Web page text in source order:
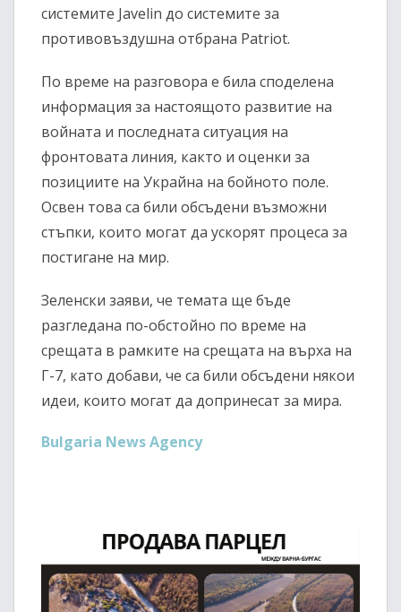
системите Javelin до системите за
противовъздушна отбрана Patriot.
По време на разговора е била споделена
информация за настоящото развитие на
войната и последната ситуация на
фронтовата линия, както и оценки за
позициите на Украйна на бойното поле.
Освен това са били обсъдени възможни
стъпки, които могат да ускорят процеса за
постигане на мир.
Зеленски заяви, че темата ще бъде
разгледана по-обстойно по време на
срещата в рамките на срещата на върха на
Г-7, като добави, че са били обсъдени някои
идеи, които могат да допринесат за мира.
Bulgaria News Agency